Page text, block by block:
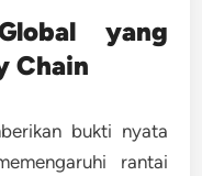
yang
Chain
bukti nyata
rantai